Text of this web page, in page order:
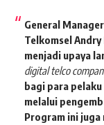
General
Telkomsel Andry
menjadi upaya
digital telco
bagi para
melalui
Program ini